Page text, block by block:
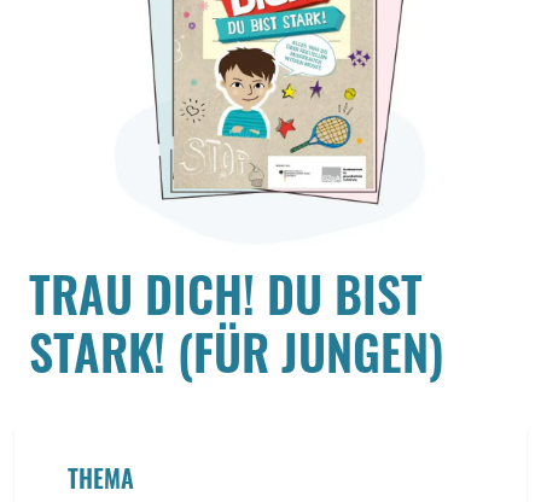
TRAU DICH! DU BIST
STARK! (FÜR JUNGEN)
THEMA